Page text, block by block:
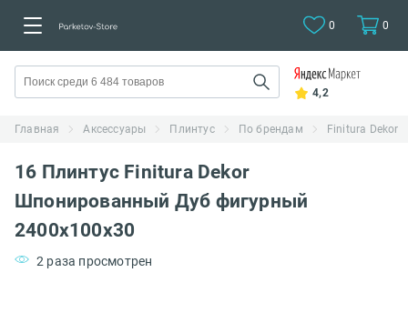
0 0
4,2
Главная Аксессуары Плинтус По брендам Finitura Dekor
16 Плинтус Finitura Dekor
Шпонированный Дуб фигурный
2400x100x30
2 раза просмотрен